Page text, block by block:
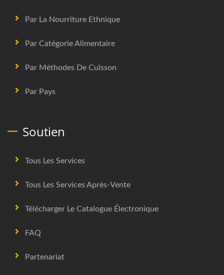
Par La Nourriture Ethnique
Par Catégorie Alimentaire
Par Méthodes De Cuisson
Par Pays
Soutien
Tous Les Services
Tous Les Services Après-Vente
Télécharger Le Catalogue Électronique
FAQ
Partenariat